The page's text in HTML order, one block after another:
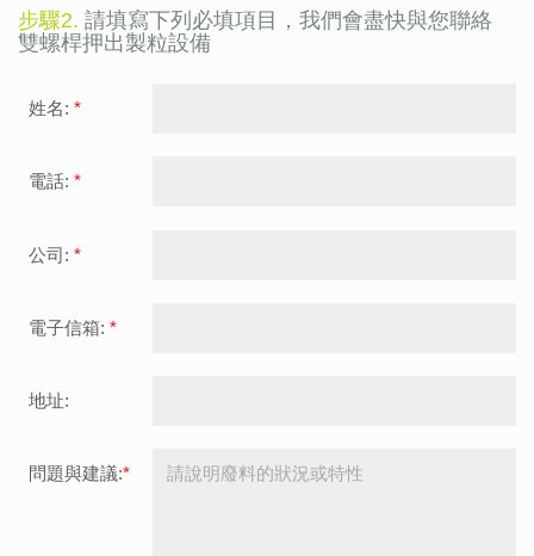
步驟2. 請填寫下列必填項目，我們會盡快與您聯絡
雙螺桿押出製粒設備
姓名: *
電話: *
公司: *
電子信箱: *
地址:
問題與建議:*